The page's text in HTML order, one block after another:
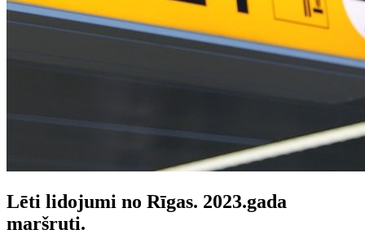
Lēti lidojumi no Rīgas. 2023.gada
maršruti.